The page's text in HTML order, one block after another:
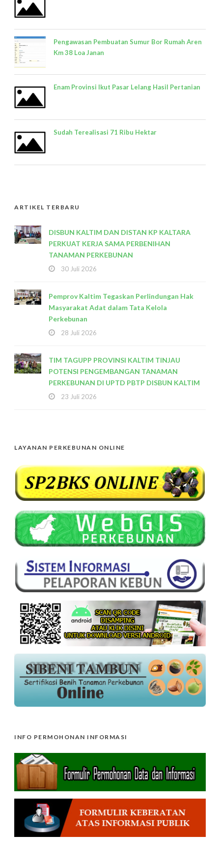
Pengawasan Pembuatan Sumur Bor Rumah Aren
Km 38 Loa Janan
Enam Provinsi Ikut Pasar Lelang Hasil Pertanian
Sudah Terealisasi 71 Ribu Hektar
ARTIKEL TERBARU
DISBUN KALTIM DAN DISTAN KP KALTARA
PERKUAT KERJA SAMA PERBENIHAN
TANAMAN PERKEBUNAN
30 Juli 2026
Pemprov Kaltim Tegaskan Perlindungan Hak
Masyarakat Adat dalam Tata Kelola
Perkebunan
28 Juli 2026
TIM TAGUPP PROVINSI KALTIM TINJAU
POTENSI PENGEMBANGAN TANAMAN
PERKEBUNAN DI UPTD PBTP DISBUN KALTIM
23 Juli 2026
LAYANAN PERKEBUNAN ONLINE
INFO PERMOHONAN INFORMASI